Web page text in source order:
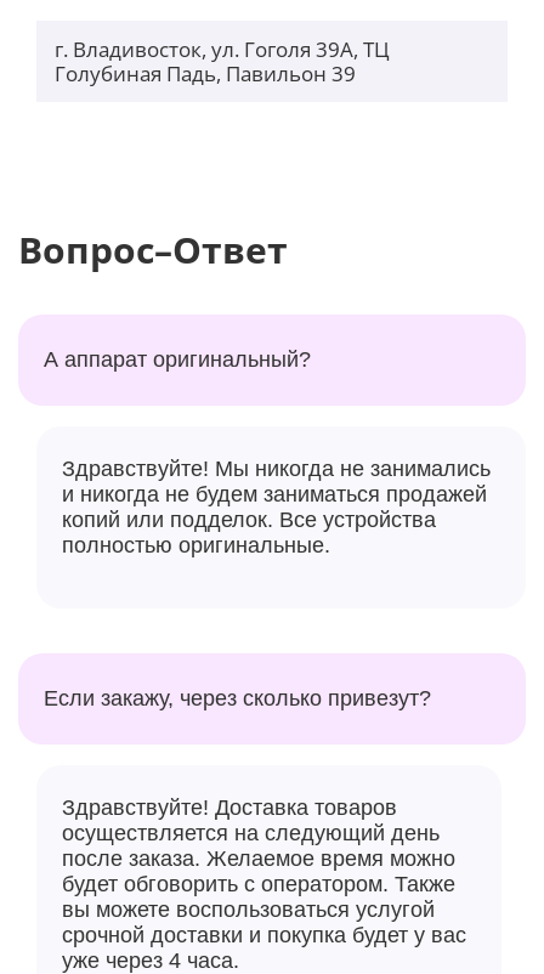
назначить для этой кнопки различные действия,
например, нажатием на неё можно начать запись
В основу iPhone 15 Pro Max положена новая
однокристальная платформа Apple A17 Pro, в
предшественника. Чип обладает шестью
вычислительными ядрами (два
высокопроизводительных и четыре
энергоэффективных). Платформа производится по
19 млрд транзисторов. Чип оснащён в два раза
более быстрым по сравнению с Apple A16 Bionic
новым 16-ядерным нейронным движком для
ускорения ИИ — он способен обрабатывать до 35
триллионов операций в секунду.
г. Владивосток, ул. Гоголя 39А, ТЦ
Голубиная Падь, Павильон 39
Вопрос–Ответ
А аппарат оригинальный?
Здравствуйте! Мы никогда не занимались
и никогда не будем заниматься продажей
копий или подделок. Все устройства
полностью оригинальные.
Если закажу, через сколько привезут?
Здравствуйте! Доставка товаров
осуществляется на следующий день
после заказа. Желаемое время можно
будет обговорить с оператором. Также
вы можете воспользоваться услугой
срочной доставки и покупка будет у вас
уже через 4 часа.